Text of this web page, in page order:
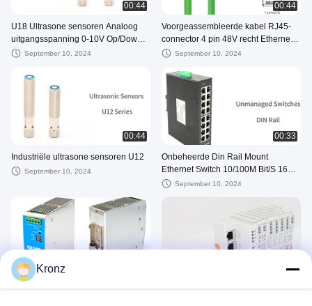
00:44
U18 Ultrasone sensoren Analoog
uitgangsspanning 0-10V Op/Down
52ms Reactietijd
September 10, 2024
00:44
Voorgeassembleerde kabel RJ45-
connector 4 pin 48V recht Ethernet
afgeschermd
September 10, 2024
00:44
Industriële ultrasone sensoren U12
September 10, 2024
00:33
Onbeheerde Din Rail Mount
Ethernet Switch 10/100M Bit/S 16
poortSeptember 10, 2024
DIN Rail Montage Industrial Power
00:44
Distribueerde I/O-module 8 kanalen
Kronz